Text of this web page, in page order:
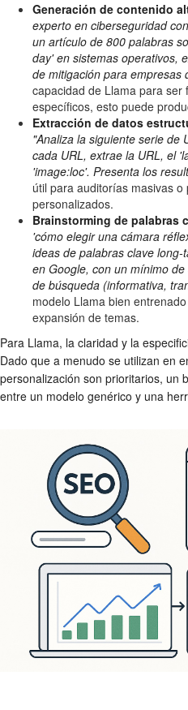
Generación de contenido
experto en ciberseguridad
un artículo de 800 palabras
day' en sistemas operativos,
de mitigación para empresas
capacidad de Llama para ser
específicos, esto puede
Extracción de datos
"Analiza la siguiente serie de
cada URL, extrae la URL, el
'image:loc'. Presenta los
útil para auditorías masivas
personalizados.
Brainstorming de palabras
'cómo elegir una cámara
ideas de palabras clave
en Google, con un mínimo
de búsqueda (informativa,
modelo Llama bien
expansión de temas.
Para Llama, la claridad y la
Dado que a menudo se utilizan en
personalización son prioritarios, un
entre un modelo genérico y una